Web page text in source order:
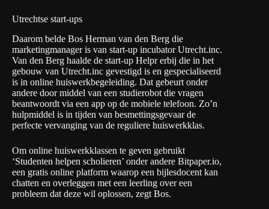
Utrechtse start-ups
Daarom belde Bos Herman van den Berg die
marketingmanager is van start-up incubator Utrecht.inc.
Van den Berg haalde de start-up Helprerbij die in het
gebouw van Utrecht.inc gevestigd is en gespecialiseerd
is in online huiswerkbegeleiding. Dat gebeurt onder
andere door middel van een studierobot die vragen
beantwoordt via een app op de mobiele telefoon. Zo’n
hulpmiddel is in tijden van besmettingsgevaar de
perfecte vervanging van de reguliere huiswerkklas.
Om online huiswerkklassen te geven gebruikt
‘Studenten helpen scholieren’ onder andere Bitpaper.io,
een gratis online platform waarop een bijlesdocent kan
chatten en overleggen met een leerling over een
probleem dat deze wil oplossen, zegt Bos.